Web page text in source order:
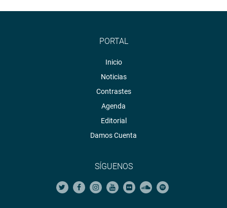
PORTAL
Inicio
Noticias
Contrastes
Agenda
Editorial
Damos Cuenta
SÍGUENOS